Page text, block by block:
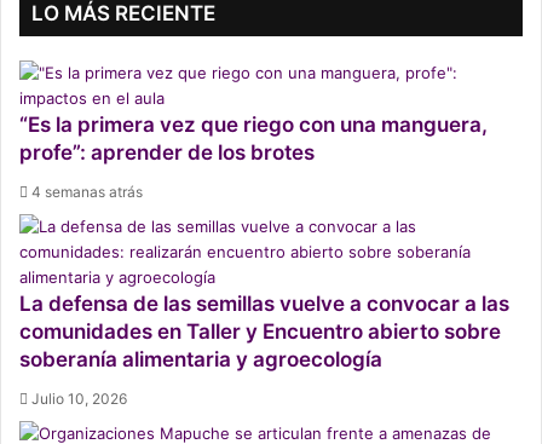
LO MÁS RECIENTE
“Es la primera vez que riego con una manguera,
profe”: aprender de los brotes
4 semanas atrás
La defensa de las semillas vuelve a convocar a las
comunidades en Taller y Encuentro abierto sobre
soberanía alimentaria y agroecología
Julio 10, 2026